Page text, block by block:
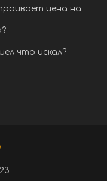
цена на
что искал?